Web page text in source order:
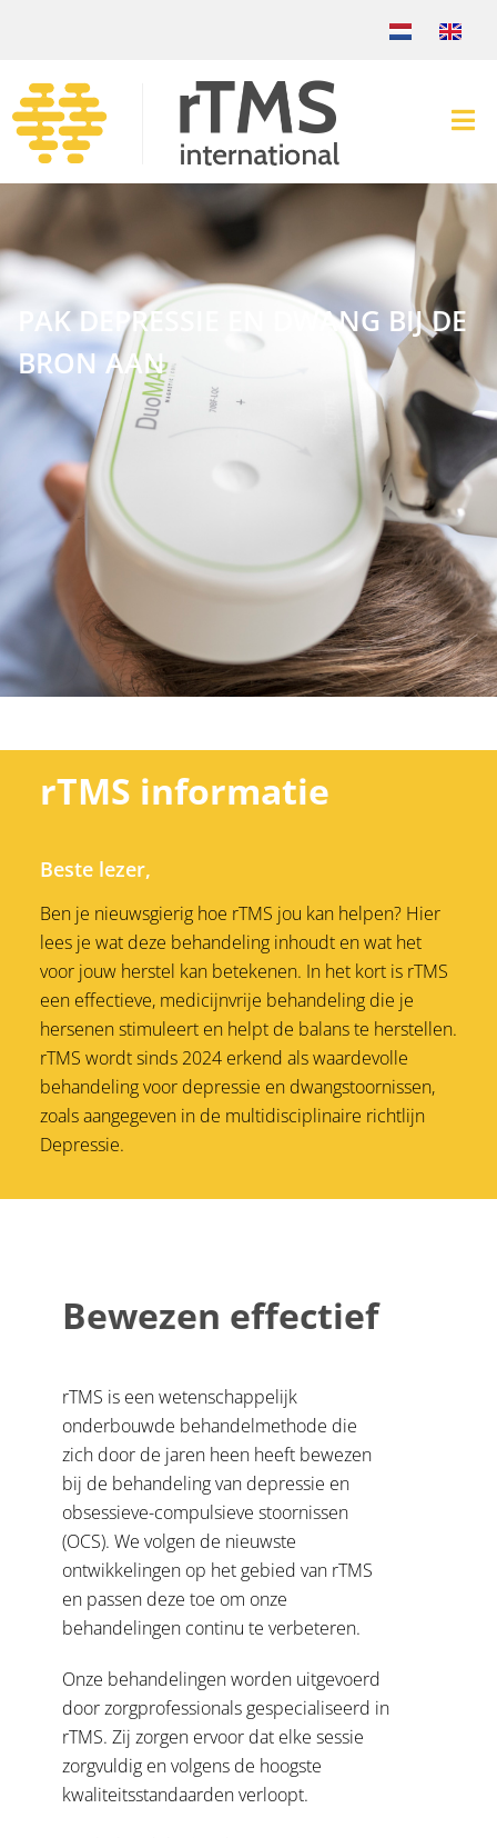
PAK DEPRESSIE EN DWANG BIJ DE
BRON AAN
rTMS informatie
Beste lezer,
Ben je nieuwsgierig hoe rTMS jou kan helpen? Hier
lees je wat deze behandeling inhoudt en wat het
voor jouw herstel kan betekenen. In het kort is rTMS
een effectieve, medicijnvrije behandeling die je
hersenen stimuleert en helpt de balans te herstellen.
rTMS wordt sinds 2024 erkend als waardevolle
behandeling voor depressie en dwangstoornissen,
zoals aangegeven in de multidisciplinaire richtlijn
Depressie.
Bewezen effectief
rTMS is een wetenschappelijk
onderbouwde behandelmethode die
zich door de jaren heen heeft bewezen
bij de behandeling van depressie en
obsessieve-compulsieve stoornissen
(OCS). We volgen de nieuwste
ontwikkelingen op het gebied van rTMS
en passen deze toe om onze
behandelingen continu te verbeteren.
Onze behandelingen worden uitgevoerd
door zorgprofessionals gespecialiseerd in
rTMS. Zij zorgen ervoor dat elke sessie
zorgvuldig en volgens de hoogste
kwaliteitsstandaarden verloopt.